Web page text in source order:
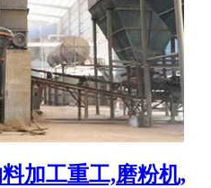
加工重工,磨粉机,